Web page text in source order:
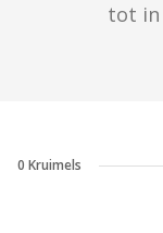
tot in
0 Kruimels